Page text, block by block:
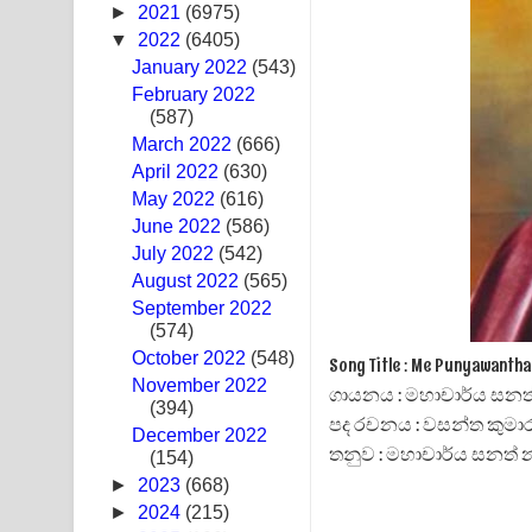
Ras Balan Song Lyrics - රැස් බලන් ගීතයේ පද පෙළ
Hoda sihiyen Song Lyrics - හොද සිහියෙන් ගීතයේ පද
Pa Sina Song Lyrics - පෑ සිනා ගීතයේ පද පෙළ
Pemwanthiye Song Lyrics - පෙම්වන්තියේ ගීතයේ පද
Manobhawa Song Lyrics - මනෝභව ගීතයේ පද පෙළ
Akahe Indala Song Lyrics - ආකාහේ ඉඳලා ගීතයේ පද
Raawaya Song Lyrics - රාවය ගීතයේ පද පෙළ
Saddeta Denna Song Lyrics - සද්දෙට දෙන්න ගීතයේ
Kaalaya Song Lyrics - කාලය ගීතයේ පද පෙළ
Aramuna Song Lyrics - අරමුණ ගීතයේ පද පෙළ
► 2021 (6975)
▼ 2022 (6405)
January 2022 (543)
February 2022
(587)
March 2022 (666)
April 2022 (630)
May 2022 (616)
June 2022 (586)
July 2022 (542)
August 2022 (565)
September 2022
(574)
October 2022 (548)
November 2022
(394)
December 2022
(154)
► 2023 (668)
► 2024 (215)
Song Title : Me
ගායනය : මහාචාර්ය
පද රචනය : වසන්ත
තනුව : මහාචාර්ය සනත්